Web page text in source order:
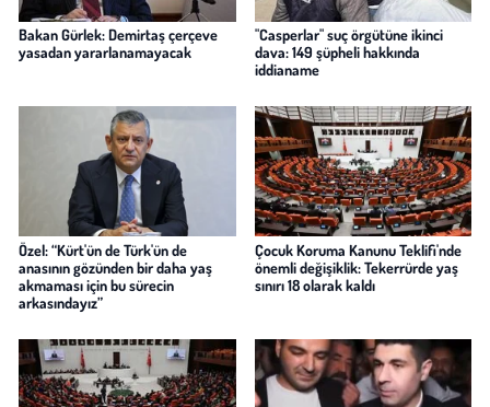
Bakan Gürlek: Demirtaş çerçeve
yasadan yararlanamayacak
"Casperlar" suç örgütüne ikinci
dava: 149 şüpheli hakkında
iddianame
Özel: “Kürt'ün de Türk'ün de
anasının gözünden bir daha yaş
akmaması için bu sürecin
arkasındayız”
Çocuk Koruma Kanunu Teklifi'nde
önemli değişiklik: Tekerrürde yaş
sınırı 18 olarak kaldı